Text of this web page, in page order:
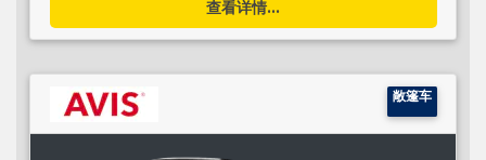
查看详情...
敞篷车